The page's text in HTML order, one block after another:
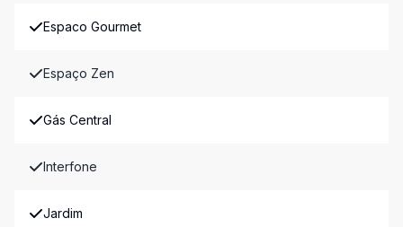
Espaco Gourmet
Espaço Zen
Gás Central
Interfone
Jardim